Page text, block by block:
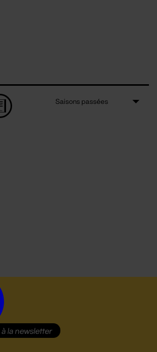
Saisons passées
à la newsletter